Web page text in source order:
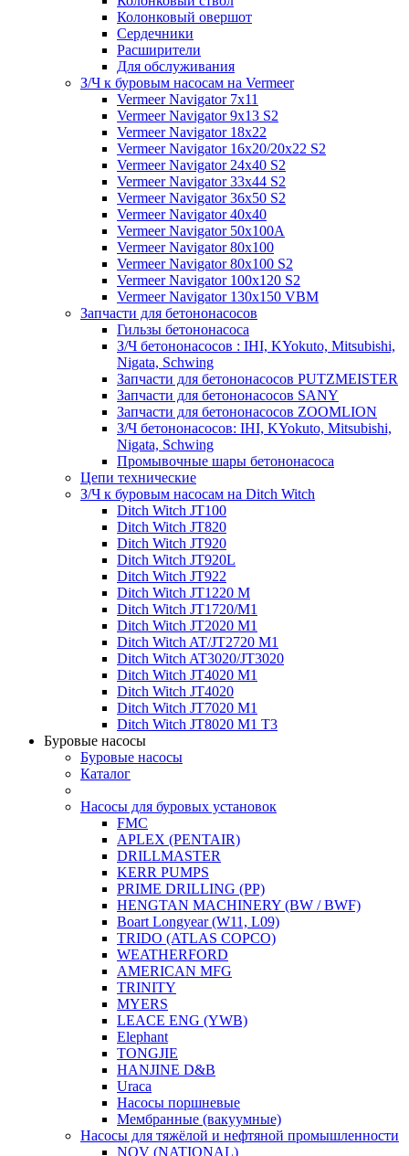
Колонковый овершот
Сердечники
Расширители
Для обслуживания
З/Ч к буровым насосам на Vermeer
Vermeer Navigator 7x11
Vermeer Navigator 9x13 S2
Vermeer Navigator 18x22
Vermeer Navigator 16x20/20x22 S2
Vermeer Navigator 24x40 S2
Vermeer Navigator 33x44 S2
Vermeer Navigator 36x50 S2
Vermeer Navigator 40x40
Vermeer Navigator 50x100A
Vermeer Navigator 80x100
Vermeer Navigator 80x100 S2
Vermeer Navigator 100x120 S2
Vermeer Navigator 130x150 VBM
Запчасти для бетононасосов
Гильзы бетононасоса
З/Ч бетононасосов : IHI, KYokuto, Mitsubishi,
Nigata, Schwing
Запчасти для бетононасосов PUTZMEISTER
Запчасти для бетононасосов SANY
Запчасти для бетононасосов ZOOMLION
З/Ч бетононасосов: IHI, KYokuto, Mitsubishi,
Nigata, Schwing
Промывочные шары бетононасоса
Цепи технические
З/Ч к буровым насосам на Ditch Witch
Ditch Witch JT100
Ditch Witch JT820
Ditch Witch JT920
Ditch Witch JT920L
Ditch Witch JT922
Ditch Witch JT1220 M
Ditch Witch JT1720/M1
Ditch Witch JT2020 M1
Ditch Witch AT/JT2720 M1
Ditch Witch AT3020/JT3020
Ditch Witch JT4020 M1
Ditch Witch JT4020
Ditch Witch JT7020 M1
Ditch Witch JT8020 M1 T3
Буровые насосы
Буровые насосы
Каталог
Насосы для буровых установок
FMC
APLEX (PENTAIR)
DRILLMASTER
KERR PUMPS
PRIME DRILLING (PP)
HENGTAN MACHINERY (BW / BWF)
Boart Longyear (W11, L09)
TRIDO (ATLAS COPCO)
WEATHERFORD
AMERICAN MFG
TRINITY
MYERS
LEACE ENG (YWB)
Elephant
TONGJIE
HANJINE D&B
Uraca
Насосы поршневые
Мембранные (вакуумные)
Насосы для тяжёлой и нефтяной промышленности
NOV (NATIONAL)